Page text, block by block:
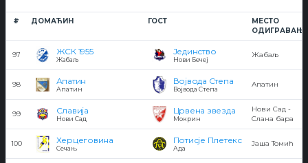
# ДОМАЋИН ГОСТ
МЕСТО
97 ЖСК 1955
Жабаљ
Јединство
Нови Бечеј
Жабаљ
98 Апатин
Апатин
Војвода Степа
Војвода Степа
Апатин
99 Славија
Нови Сад
Црвена звезда
Мокрин
Нови Сад -
Слана бара
100 Херцеговина
Сечањ
Потисје Плетекс
Ада
Јаша Томић